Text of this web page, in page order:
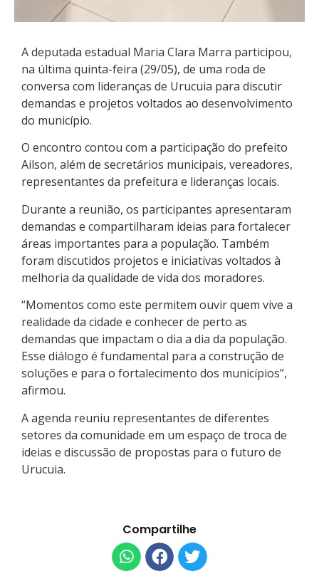
A deputada estadual Maria Clara Marra participou,
na última quinta-feira (29/05), de uma roda de
conversa com lideranças de Urucuia para discutir
demandas e projetos voltados ao desenvolvimento
do município.
O encontro contou com a participação do prefeito
Ailson, além de secretários municipais, vereadores,
representantes da prefeitura e lideranças locais.
Durante a reunião, os participantes apresentaram
demandas e compartilharam ideias para fortalecer
áreas importantes para a população. Também
foram discutidos projetos e iniciativas voltados à
melhoria da qualidade de vida dos moradores.
“Momentos como este permitem ouvir quem vive a
realidade da cidade e conhecer de perto as
demandas que impactam o dia a dia da população.
Esse diálogo é fundamental para a construção de
soluções e para o fortalecimento dos municípios”,
afirmou.
A agenda reuniu representantes de diferentes
setores da comunidade em um espaço de troca de
ideias e discussão de propostas para o futuro de
Urucuia.
Compartilhe